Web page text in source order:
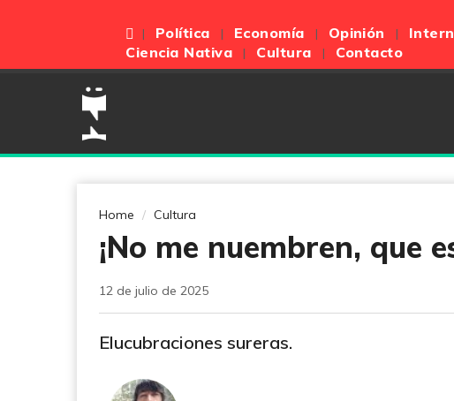
Política Economía Opinión
Ciencia Nativa
Cultura Contacto
Home Cultura
¡No me nuembren, que
12 de julio de 2025
Elucubraciones sureras.